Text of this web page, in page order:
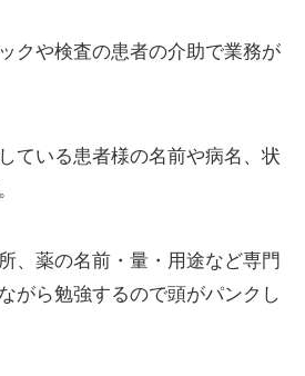
クや検査の患者の介助で業務が
ている患者様の名前や病名、状
、薬の名前・量・用途など専門
がら勉強するので頭がパンクし